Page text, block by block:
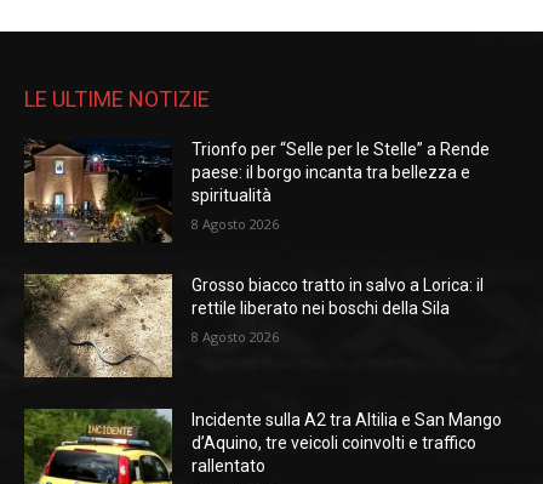
LE ULTIME NOTIZIE
Trionfo per “Selle per le Stelle” a Rende
paese: il borgo incanta tra bellezza e
spiritualità
8 Agosto 2026
Grosso biacco tratto in salvo a Lorica: il
rettile liberato nei boschi della Sila
8 Agosto 2026
Incidente sulla A2 tra Altilia e San Mango
d’Aquino, tre veicoli coinvolti e traffico
rallentato